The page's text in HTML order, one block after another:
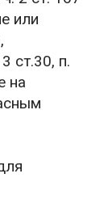
или
ст.30, п.
на